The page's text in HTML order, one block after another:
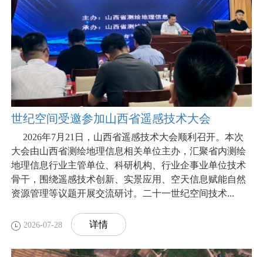
世纪空间受邀参加山西省遥感技术大会
2026年7月21日，山西省遥感技术大会顺利召开。本次
大会由山西省测绘地理信息相关单位主办，汇聚省内测绘
地理信息行业主管单位、科研机构、行业企事业单位技术
骨干，围绕遥感技术创新、实景应用、空天信息赋能自然
资源管理等议题开展交流研讨。二十一世纪空间技术...
2026-07-28 详情